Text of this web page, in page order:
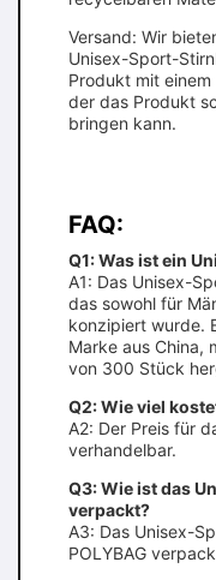
Versand: Wir
Unisex-Sport-
Produkt mit
der das Produkt
bringen kann.
FAQ:
Q1: Was ist ein
A1: Das Unisex-
das sowohl für
konzipiert wurde.
Marke aus China,
von 300 Stück
Q2: Wie viel
A2: Der Preis für
verhandelbar.
Q3: Wie ist das
verpackt?
A3: Das Unisex-
POLYBAG